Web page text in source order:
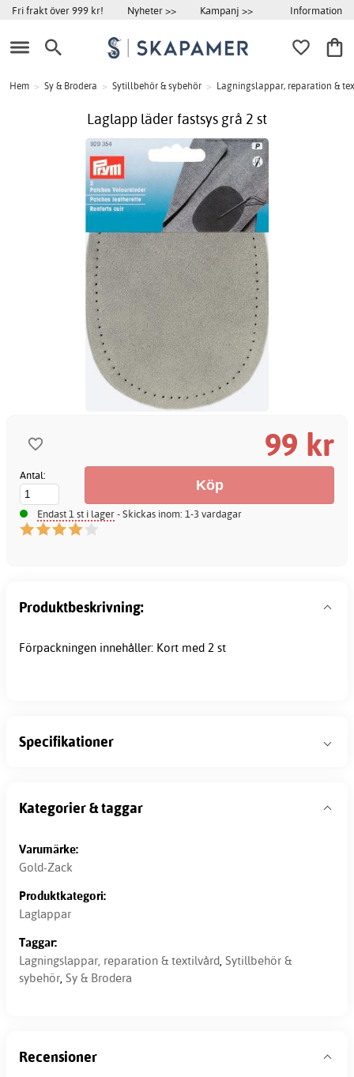
Fri frakt över 999 kr! Nyheter >> Kampanj >> Information
Hem > Sy & Brodera > Sytillbehör & sybehör > Lagningslappar, reparation &
Laglapp läder fastsys grå 2 st
99 kr
Antal:
Endast 1 st i lager- Skickas inom: 1-3 vardagar
Produktbeskrivning:
Förpackningen innehåller: Kort med 2 st
Specifikationer
Kategorier & taggar
Varumärke:
Gold-Zack
Produktkategori:
Laglappar
Taggar:
Lagningslappar, reparation & textilvård, Sytillbehör &
sybehör, Sy & Brodera
Recensioner